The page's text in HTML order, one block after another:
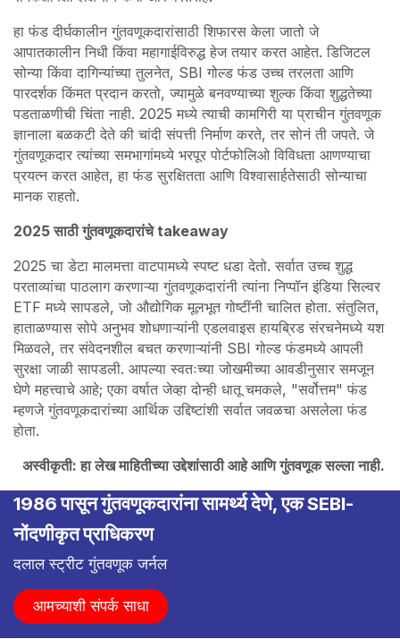
हा फंड दीर्घकालीन गुंतवणूकदारांसाठी शिफारस केला जातो जे
आपातकालीन निधी किंवा महागाईविरुद्ध हेज तयार करत आहेत. डिजिटल
सोन्या किंवा दागिन्यांच्या तुलनेत, SBI गोल्ड फंड उच्च तरलता आणि
पारदर्शक किंमत प्रदान करतो, ज्यामुळे बनवण्याच्या शुल्क किंवा शुद्धतेच्या
पडताळणीची चिंता नाही. 2025 मध्ये त्याची कामगिरी या प्राचीन गुंतवणूक
ज्ञानाला बळकटी देते की चांदी संपत्ती निर्माण करते, तर सोनं ती जपते. जे
गुंतवणूकदार त्यांच्या समभागांमध्ये भरपूर पोर्टफोलिओ विविधता आणण्याचा
प्रयत्न करत आहेत, हा फंड सुरक्षितता आणि विश्वासार्हतेसाठी सोन्याचा
मानक राहतो.
2025 साठी गुंतवणूकदारांचे takeaway
2025 चा डेटा मालमत्ता वाटपामध्ये स्पष्ट धडा देतो. सर्वात उच्च शुद्ध
परताव्यांचा पाठलाग करणाऱ्या गुंतवणूकदारांनी त्यांना निप्पॉन इंडिया सिल्वर
ETF मध्ये सापडले, जो औद्योगिक मूलभूत गोष्टींनी चालित होता. संतुलित,
हाताळण्यास सोपे अनुभव शोधणाऱ्यांनी एडलवाइस हायब्रिड संरचनेमध्ये यश
मिळवले, तर संवेदनशील बचत करणाऱ्यांनी SBI गोल्ड फंडमध्ये आपली
सुरक्षा जाळी सापडली. आपल्या स्वतःच्या जोखमीच्या आवडीनुसार समजून
घेणे महत्त्वाचे आहे; एका वर्षात जेव्हा दोन्ही धातू चमकले, "सर्वोत्तम" फंड
म्हणजे गुंतवणूकदारांच्या आर्थिक उद्दिष्टांशी सर्वात जवळचा असलेला फंड
होता.
अस्वीकृती: हा लेख माहितीच्या उद्देशांसाठी आहे आणि गुंतवणूक सल्ला नाही.
1986 पासून गुंतवणूकदारांना सामर्थ्य देणे, एक SEBI-
नोंदणीकृत प्राधिकरण
दलाल स्ट्रीट गुंतवणूक जर्नल
आमच्याशी संपर्क साधा